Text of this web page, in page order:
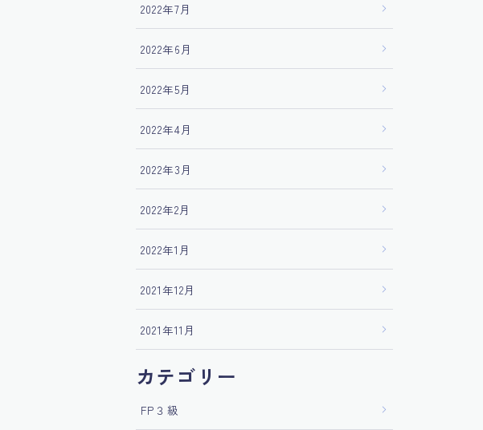
2022年7月
2022年6月
2022年5月
2022年4月
2022年3月
2022年2月
2022年1月
2021年12月
2021年11月
カテゴリー
FP３級